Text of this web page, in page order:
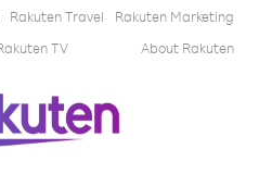
Rakuten Travel
Rakuten Marketing
TV About Rakuten